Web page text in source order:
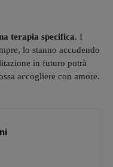
terapia specifica. I
lo stanno accudendo
in futuro potrà
accogliere con amore.